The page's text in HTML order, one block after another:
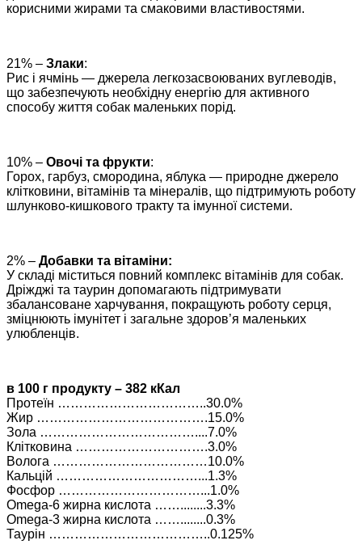
корисними жирами та смаковими властивостями.
21% – Злаки:
Рис і ячмінь — джерела легкозасвоюваних вуглеводів,
що забезпечують необхідну енергію для активного
способу життя собак маленьких порід.
10% – Овочі та фрукти:
Горох, гарбуз, смородина, яблука — природне джерело
клітковини, вітамінів та мінералів, що підтримують роботу
шлунково-кишкового тракту та імунної системи.
2% – Добавки та вітаміни:
У складі міститься повний комплекс вітамінів для собак.
Дріжджі та таурин допомагають підтримувати
збалансоване харчування, покращують роботу серця,
зміцнюють імунітет і загальне здоров’я маленьких
улюбленців.
в 100 г продукту – 382 кКал
Протеїн ……………………………..30.0%
Жир ………………………………….15.0%
Зола ………………………………....7.0%
Клітковина ………………………….3.0%
Волога ………………………………10.0%
Кальцій ……………………………...1.3%
Фосфор ……………………………...1.0%
Omega-6 жирна кислота ……........3.3%
Omega-3 жирна кислота ……........0.3%
Таурін ………………………………..0.125%